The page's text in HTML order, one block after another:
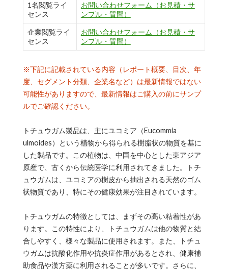
1名閲覧ライ
センス
お問い合わせフォーム（お見積・サ
ンプル・質問）
企業閲覧ライ
センス
お問い合わせフォーム（お見積・サ
ンプル・質問）
※下記に記載されている内容（レポート概要、目次、年
度、セグメント分類、企業名など）は最新情報ではない
可能性がありますので、最新情報はご購入の前にサンプ
ルでご確認ください。
トチュウガム製品は、主にユコミア（Eucommia
ulmoides）という植物から得られる樹脂状の物質を基に
した製品です。この植物は、中国を中心とした東アジア
原産で、古くから伝統医学に利用されてきました。トチ
ュウガムは、ユコミアの樹皮から抽出される天然のゴム
状物質であり、特にその健康効果が注目されています。
トチュウガムの特徴としては、まずその高い粘着性があ
ります。この特性により、トチュウガムは他の物質と結
合しやすく、様々な製品に使用されます。また、トチュ
ウガムは抗酸化作用や抗炎症作用があるとされ、健康補
助食品や漢方薬に利用されることが多いです。さらに、